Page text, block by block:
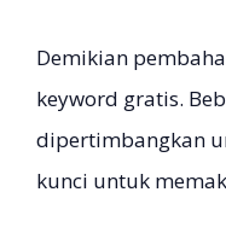
Demikian
keyword gratis.
dipertimbangkan
kunci untuk